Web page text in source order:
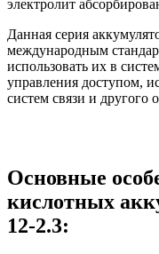
электролит
Данная серия
международным
использовать их в
управления доступом,
систем связи и другого
Основные
кислотных
12-2.3: